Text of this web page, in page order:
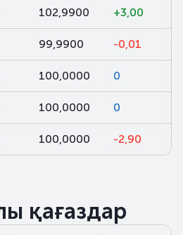
102,9900 +3,00
99,9900 -0,01
100,0000 0
100,0000 0
100,0000 -2,90
қағаздар